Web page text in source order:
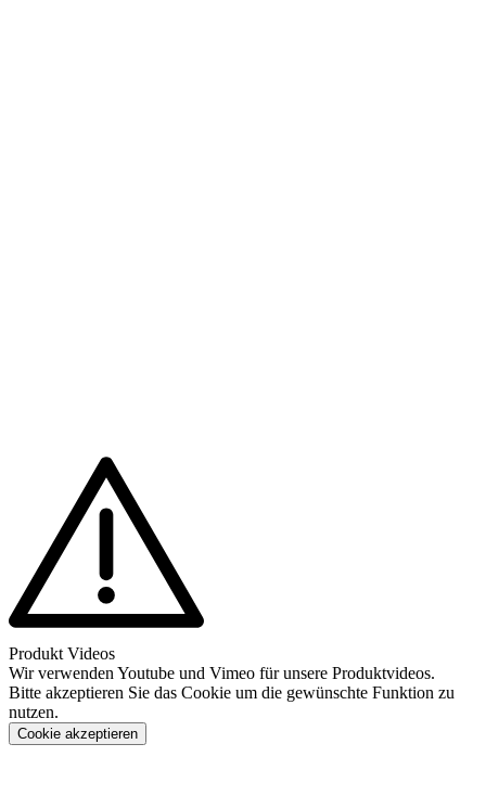
Produkt Videos
Wir verwenden Youtube und Vimeo für unsere Produktvideos.
Bitte akzeptieren Sie das Cookie um die gewünschte Funktion zu
nutzen.
Cookie akzeptieren